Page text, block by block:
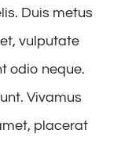
Duis metus
vulputate
odio neque.
Vivamus
placerat